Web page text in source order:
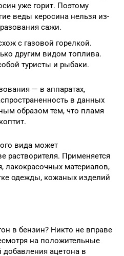
уже горит. Поэтому
веды керосина нельзя из-
сажи.
с газовой горелкой.
другим видом топлива.
туристы и рыбаки.
— в аппаратах,
в данных
образом тем, что пламя
вида может
растворителя. Применяется
лакокрасочных материалов,
одежды, кожаных изделий
в бензин? Никто не вправе
на положительные
добавления ацетона в